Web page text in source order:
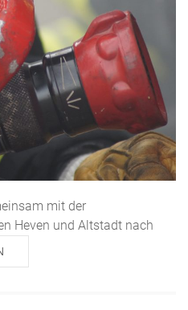
mit der
Heven und Altstadt nach